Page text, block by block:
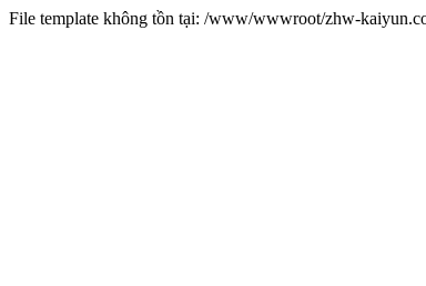
File template không tồn tại: /www/wwwroot/zhw-